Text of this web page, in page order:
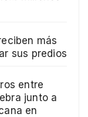
más
sus predios
entre
junto a
en